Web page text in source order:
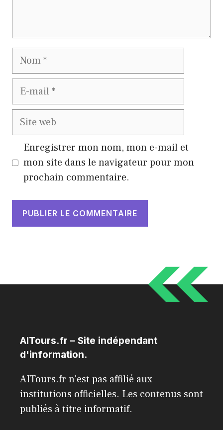
Nom
E-
Site
Enregistrer mon nom, mon e-mail et
mon site dans le navigateur pour mon
prochain commentaire.
AITours.fr – Site indépendant
d'information.
AITours.fr n'est pas affilié aux
institutions officielles. Les contenus sont
publiés à titre informatif.